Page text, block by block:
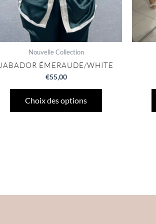
Nouvelle Collection
JABADOR ÉMERAUDE/WHITE
€55,00
Choix des options
produit